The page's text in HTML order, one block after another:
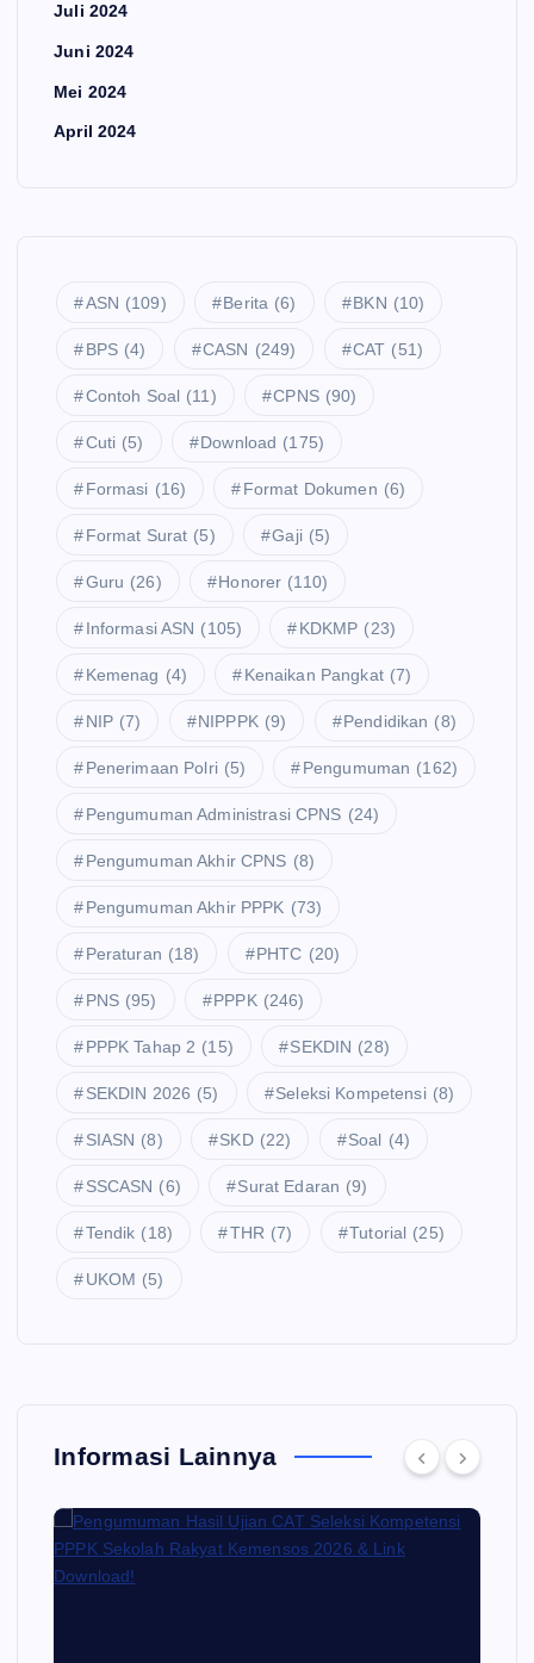
Juli 2024
Juni 2024
Mei 2024
April 2024
ASN (109) Berita (6) BKN (10)
BPS (4) CASN (249) CAT (51)
Contoh Soal (11) CPNS (90)
Cuti (5) Download (175)
Formasi (16) Format Dokumen (6)
Format Surat (5) Gaji (5)
Guru (26) Honorer (110)
Informasi ASN (105) KDKMP (23)
Kemenag (4) Kenaikan Pangkat (7)
NIP (7) NIPPPK (9) Pendidikan (8)
Penerimaan Polri (5) Pengumuman (162)
Pengumuman Administrasi CPNS (24)
Pengumuman Akhir CPNS (8)
Pengumuman Akhir PPPK (73)
Peraturan (18) PHTC (20)
PNS (95) PPPK (246)
PPPK Tahap 2 (15) SEKDIN (28)
SEKDIN 2026 (5) Seleksi Kompetensi (8)
SIASN (8) SKD (22) Soal (4)
SSCASN (6) Surat Edaran (9)
Tendik (18) THR (7) Tutorial (25)
UKOM (5)
Informasi Lainnya